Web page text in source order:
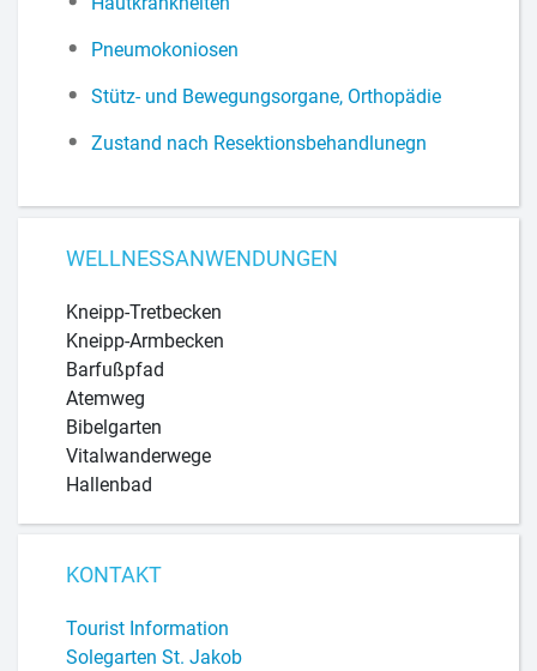
Pneumokoniosen
Stütz- und Bewegungsorgane, Orthopädie
Zustand nach Resektionsbehandlunegn
WELLNESSANWENDUNGEN
Kneipp-Tretbecken
Kneipp-Armbecken
Barfußpfad
Atemweg
Bibelgarten
Vitalwanderwege
Hallenbad
KONTAKT
Tourist Information
Solegarten St. Jakob